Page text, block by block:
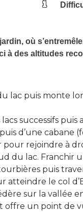
où
à des altitudes
lac puis monte
successifs
d’une cabane
rejoindre à
du lac. Franchir
puis
atteindre le col
sur la vallée
offre un point de